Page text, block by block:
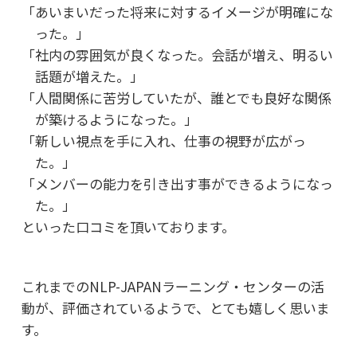
「あいまいだった将来に対するイメージが明確にな
った。」
「社内の雰囲気が良くなった。会話が増え、明るい
話題が増えた。」
「人間関係に苦労していたが、誰とでも良好な関係
が築けるようになった。」
「新しい視点を手に入れ、仕事の視野が広がっ
た。」
「メンバーの能力を引き出す事ができるようになっ
た。」
といった口コミを頂いております。
これまでのNLP-JAPANラーニング・センターの活
動が、 評価されているようで、とても嬉しく思いま
す。